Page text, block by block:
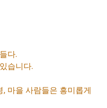
다.
습니다.
마을 사람들은 흥미롭게